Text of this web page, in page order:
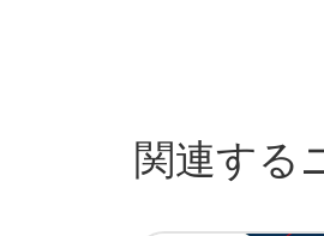
関連する